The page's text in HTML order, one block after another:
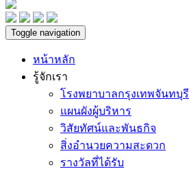
Toggle navigation
หน้าหลัก
รู้จักเรา
โรงพยาบาลกรุงเทพจันทบุรี
แผนผังผู้บริหาร
วิสัยทัศน์และพันธกิจ
สิ่งอำนวยความสะดวก
รางวัลที่ได้รับ